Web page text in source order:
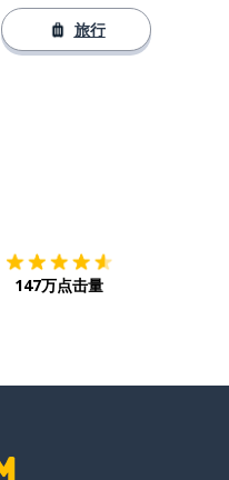
旅行
147万点击量